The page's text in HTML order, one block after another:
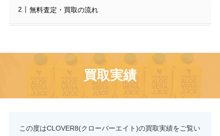
無料査定・買取の流れ
買取実績
この度はCLOVER8(クローバーエイト)の買取実績をご覧い